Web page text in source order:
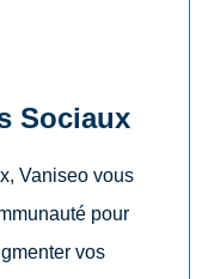
Sociaux
Vaniseo vous
pour
vos